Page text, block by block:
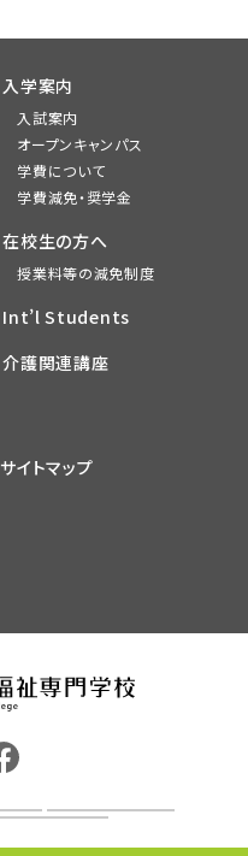
入学案内
入試案内
オープンキャンパス
学費について
学費減免・奨学金
在校生の方へ
授業料等の減免制度
Int’l Students
介護関連講座
サイトマップ